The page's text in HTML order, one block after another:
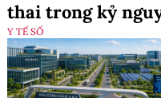
thai trong kỷ
Y TẾ SỐ